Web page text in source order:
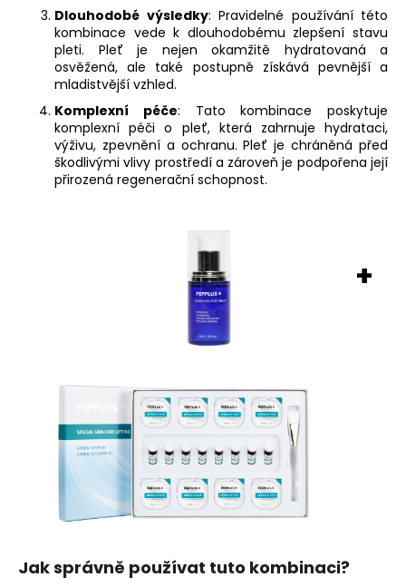
Dlouhodobé výsledky: Pravidelné používání této
kombinace vede k dlouhodobému zlepšení stavu
pleti. Pleť je nejen okamžitě hydratovaná a
osvěžená, ale také postupně získává pevnější a
mladistvější vzhled.
Komplexní péče: Tato kombinace poskytuje
komplexní péči o pleť, která zahrnuje hydrataci,
výživu, zpevnění a ochranu. Pleť je chráněná před
škodlivými vlivy prostředí a zároveň je podpořena její
přirozená regenerační schopnost.
+
Jak správně používat tuto kombinaci?